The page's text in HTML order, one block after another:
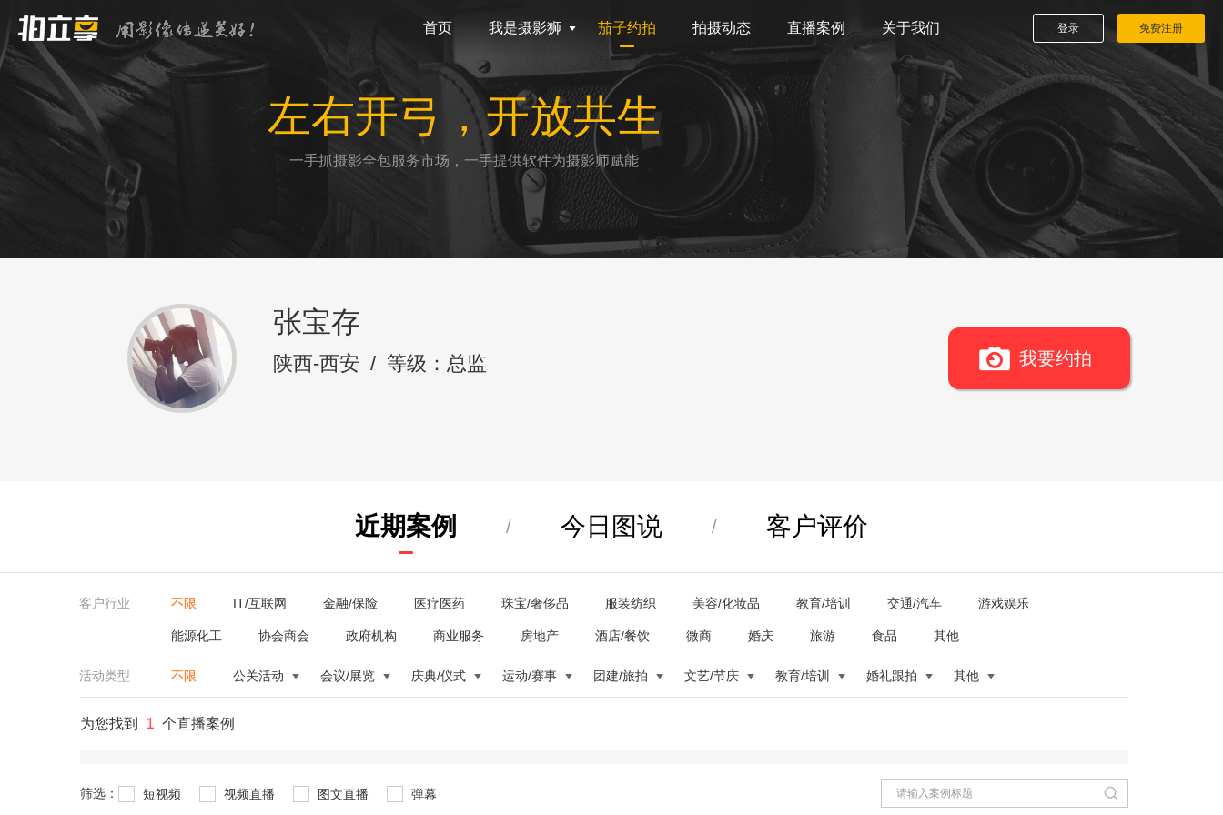
首页 我是摄影狮 茄子约拍 拍摄动态 直播案例 关于我们 登录 免费注册
左右开弓，开放共生
一手抓摄影全包服务市场，一手提供软件为摄影师赋能
张宝存
陕西-西安 / 等级：总监 我要约拍
近期案例 / 今日图说 / 客户评价
客户行业 不限 IT/互联网 金融/保险 医疗医药 珠宝/奢侈品 服装纺织 美容/化妆品 教育/培训 交通/汽车 游戏娱乐
能源化工 协会商会 政府机构 商业服务 房地产 酒店/餐饮 微商 婚庆 旅游 食品 其他
活动类型 不限 公关活动 会议/展览 庆典/仪式 运动/赛事 团建/旅拍 文艺/节庆 教育/培训 婚礼跟拍 其他
为您找到 1 个直播案例
筛选： 短视频 视频直播 图文直播 弹幕